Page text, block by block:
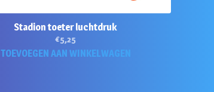
Stadion toeter luchtdruk
€5,25
TOEVOEGEN AAN WINKELWAGEN